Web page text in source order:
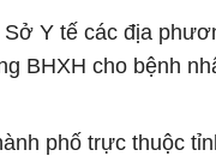
Y tế các địa
BHXH cho bệnh
phố trực thuộc